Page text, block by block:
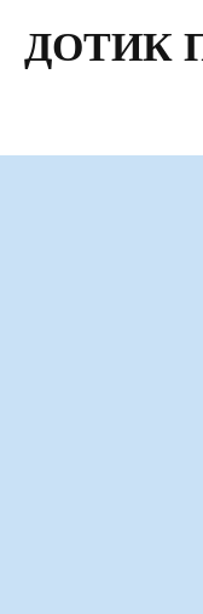
ДОТИК